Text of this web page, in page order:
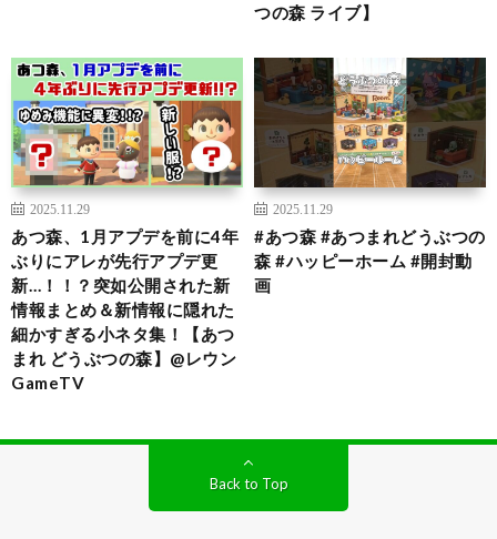
つの森 ライブ】
2025.11.29
あつ森、1月アプデを前に4年
ぶりにアレが先行アプデ更
新…！！？突如公開された新
情報まとめ＆新情報に隠れた
細かすぎる小ネタ集！【あつ
まれ どうぶつの森】@レウン
GameTV
2025.11.29
#あつ森 #あつまれどうぶつの
森 #ハッピーホーム #開封動
画
Back to Top